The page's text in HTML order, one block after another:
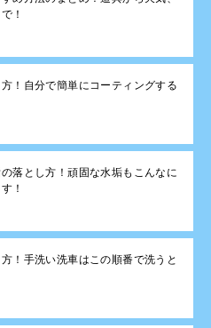
！
！自分で簡単にコーティングする
落とし方！頑固な水垢もこんなに
！
！手洗い洗車はこの順番で洗うと